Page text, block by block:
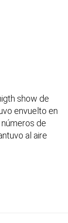
show de
envuelto en
de
al aire